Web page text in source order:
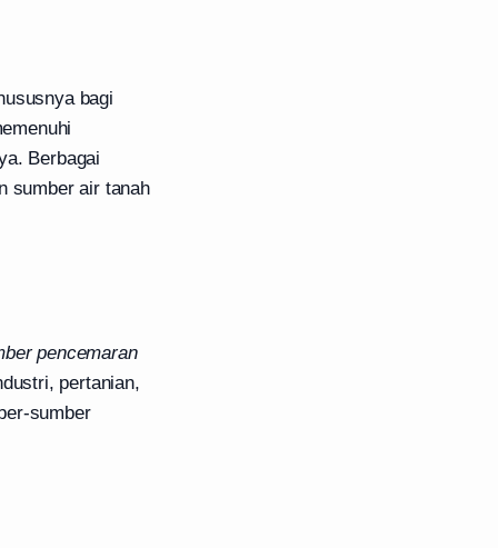
bagi
Berbagai
sumber air tanah
pencemaran
pertanian,
sumber